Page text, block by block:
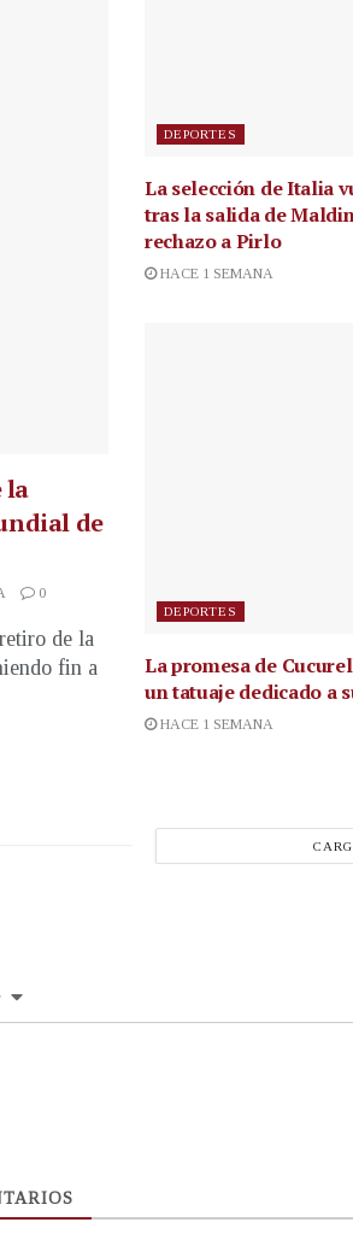
la
de
0
de la
fin a
DEPORTES
La selección de Italia
tras la salida de
rechazo a Pirlo
HACE 1 SEMANA
DEPORTES
La promesa de
un tatuaje dedicado a
HACE 1 SEMANA